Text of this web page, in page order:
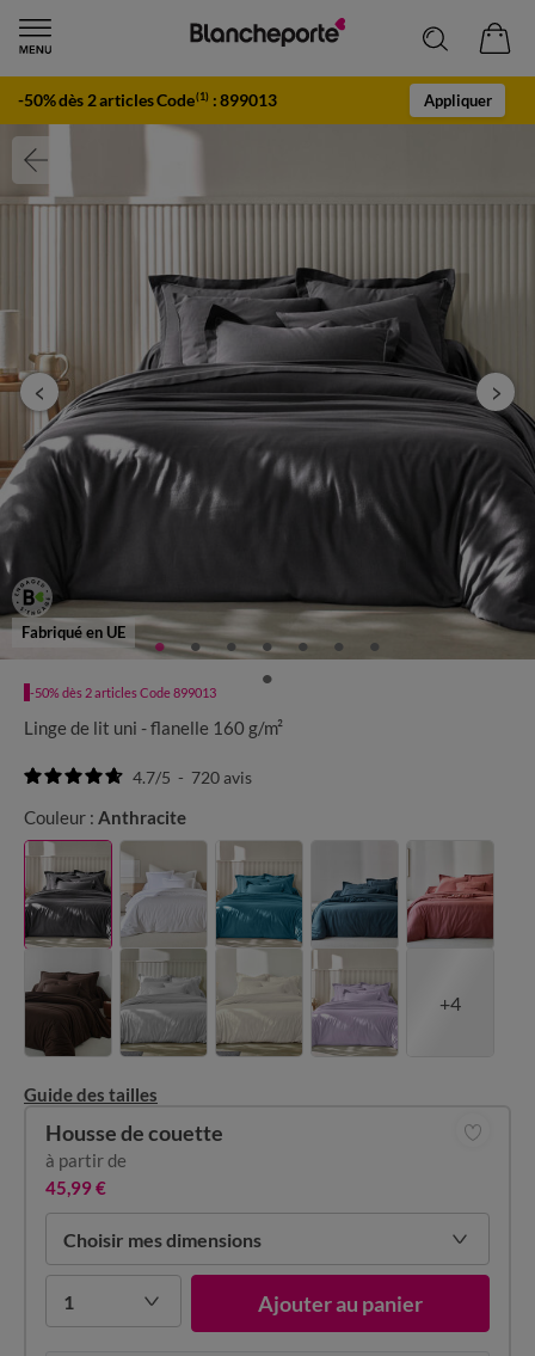
-50% dès 2 articles Code(1) :899013 Appliquer
Fabriqué en UE
-50% dès 2 articles Code 899013
Linge de lit uni - flanelle 160 g/m²
4.7/5 - 720avis
Couleur : Anthracite
+4
Guide des tailles
Choisir mes dimensions
1 Ajouter au panier
Housse de couette
à partir de
45,99 €